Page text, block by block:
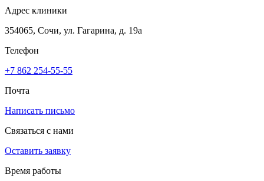
Адрес клиники
354065, Сочи, ул. Гагарина, д. 19а
Телефон
+7 862 254-55-55
Почта
Написать письмо
Связаться с нами
Оставить заявку
Время работы